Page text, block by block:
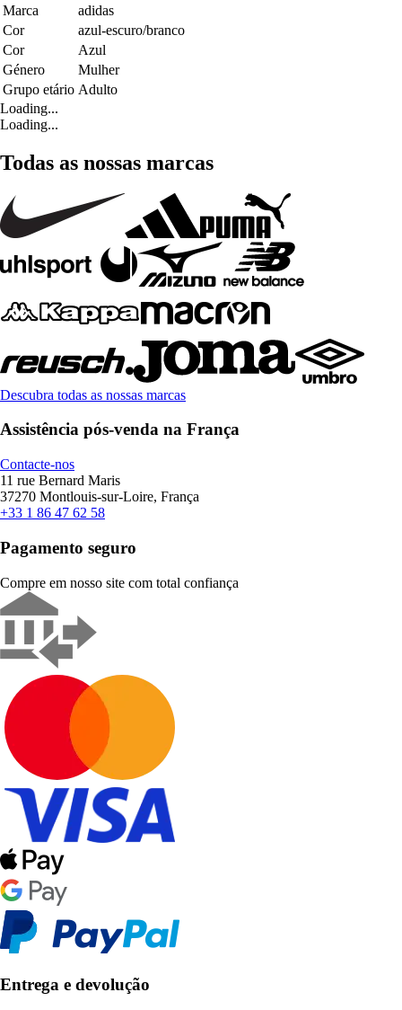
Marca
adidas
Cor
azul-escuro/branco
Cor
Azul
Género
Mulher
Grupo etário Adulto
Loading...
Loading...
Todas as nossas marcas
Descubra todas as nossas marcas
Assistência pós-venda na França
Contacte-nos
11 rue Bernard Maris
37270 Montlouis-sur-Loire, França
+33 1 86 47 62 58
Pagamento seguro
Compre em nosso site com total confiança
Entrega e devolução